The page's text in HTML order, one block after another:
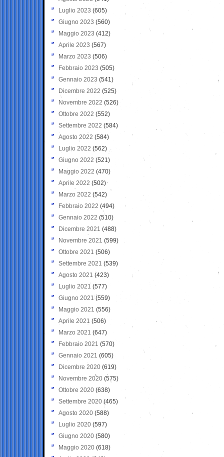
Luglio 2023 (605)
Giugno 2023 (560)
Maggio 2023 (412)
Aprile 2023 (567)
Marzo 2023 (506)
Febbraio 2023 (505)
Gennaio 2023 (541)
Dicembre 2022 (525)
Novembre 2022 (526)
Ottobre 2022 (552)
Settembre 2022 (584)
Agosto 2022 (584)
Luglio 2022 (562)
Giugno 2022 (521)
Maggio 2022 (470)
Aprile 2022 (502)
Marzo 2022 (542)
Febbraio 2022 (494)
Gennaio 2022 (510)
Dicembre 2021 (488)
Novembre 2021 (599)
Ottobre 2021 (506)
Settembre 2021 (539)
Agosto 2021 (423)
Luglio 2021 (577)
Giugno 2021(559)
Maggio 2021 (556)
Aprile 2021 (506)
Marzo 2021 (647)
Febbraio 2021 (570)
Gennaio 2021 (605)
Dicembre 2020 (619)
Novembre 2020 (575)
Ottobre 2020 (638)
Settembre 2020(465)
Agosto 2020 (588)
Luglio 2020 (597)
Giugno 2020 (580)
Maggio 2020 (618)